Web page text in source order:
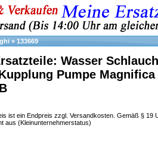
» 133669
Wasser Schlauch
Pumpe Magnifica
ist ein Endpreis zzgl. Versandkosten. Gemäß §
aus (Kleinunternehmerstatus)